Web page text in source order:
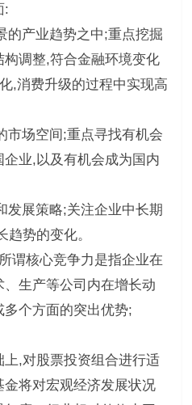
:
的产业趋势之中;重点挖掘
调整,符合金融环境变化
,消费升级的过程中实现高
市场空间;重点寻找有机会
业,以及有机会成为国内
发展策略;关注企业中长期
势的变化。
谓核心竞争力是指企业在
生产等公司内在增长动
个方面的突出优势;
,对股票投资组合进行适
将对宏观经济发展状况